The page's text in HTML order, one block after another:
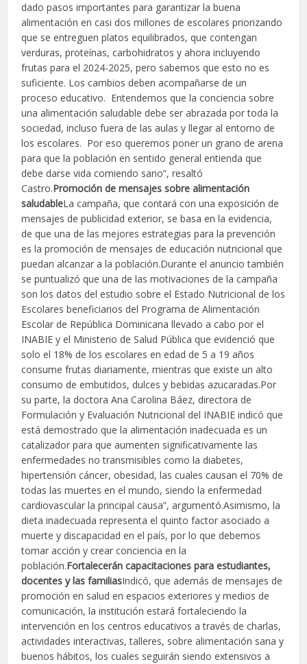
dado pasos importantes para garantizar la buena
alimentación en casi dos millones de escolares priorizando
que se entreguen platos equilibrados, que contengan
verduras, proteínas, carbohidratos y ahora incluyendo
frutas para el 2024-2025, pero sabemos que esto no es
suficiente. Los cambios deben acompañarse de un
proceso educativo. Entendemos que la conciencia sobre
una alimentación saludable debe ser abrazada por toda la
sociedad, incluso fuera de las aulas y llegar al entorno de
los escolares. Por eso queremos poner un grano de arena
para que la población en sentido general entienda que
debe darse vida comiendo sano”, resaltó
Castro.Promoción de mensajes sobre alimentación
saludableLa campaña, que contará con una exposición de
mensajes de publicidad exterior, se basa en la evidencia,
de que una de las mejores estrategias para la prevención
es la promoción de mensajes de educación nutricional que
puedan alcanzar a la población.Durante el anuncio también
se puntualizó que una de las motivaciones de la campaña
son los datos del estudio sobre el Estado Nutricional de los
Escolares beneficiarios del Programa de Alimentación
Escolar de República Dominicana llevado a cabo por el
INABIE y el Ministerio de Salud Pública que evidenció que
solo el 18% de los escolares en edad de 5 a 19 años
consume frutas diariamente, mientras que existe un alto
consumo de embutidos, dulces y bebidas azucaradas.Por
su parte, la doctora Ana Carolina Báez, directora de
Formulación y Evaluación Nutricional del INABIE indicó que
está demostrado que la alimentación inadecuada es un
catalizador para que aumenten significativamente las
enfermedades no transmisibles como la diabetes,
hipertensión cáncer, obesidad, las cuales causan el 70% de
todas las muertes en el mundo, siendo la enfermedad
cardiovascular la principal causa”, argumentó.Asimismo, la
dieta inadecuada representa el quinto factor asociado a
muerte y discapacidad en el país, por lo que debemos
tomar acción y crear conciencia en la
población.Fortalecerán capacitaciones para estudiantes,
docentes y las familiasIndicó, que además de mensajes de
promoción en salud en espacios exteriores y medios de
comunicación, la institución estará fortaleciendo la
intervención en los centros educativos a través de charlas,
actividades interactivas, talleres, sobre alimentación sana y
buenos hábitos, los cuales seguirán siendo extensivos a